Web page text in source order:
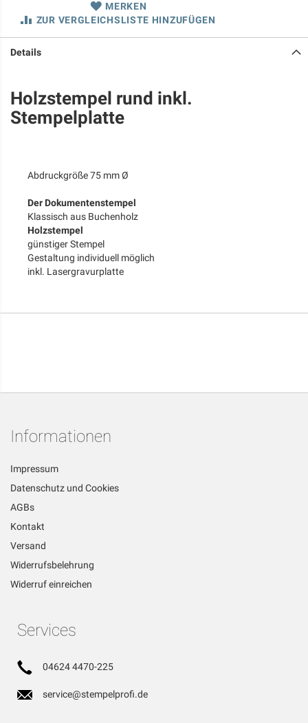
MERKEN
ZUR VERGLEICHSLISTE HINZUFÜGEN
Details
Holzstempel rund inkl.
Stempelplatte
Abdruckgröße 75 mm Ø
Der Dokumentenstempel
Klassisch aus Buchenholz
Holzstempel
günstiger Stempel
Gestaltung individuell möglich
inkl. Lasergravurplatte
Informationen
Impressum
Datenschutz und Cookies
AGBs
Kontakt
Versand
Widerrufsbelehrung
Widerruf einreichen
Services
04624 4470-225
service@stempelprofi.de